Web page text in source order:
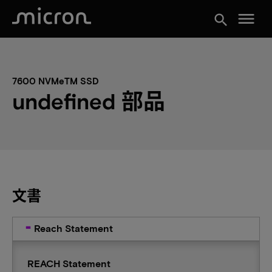
search menu
7600 NVMeTM SSD
undefined 部品
文書
Reach Statement
REACH Statement